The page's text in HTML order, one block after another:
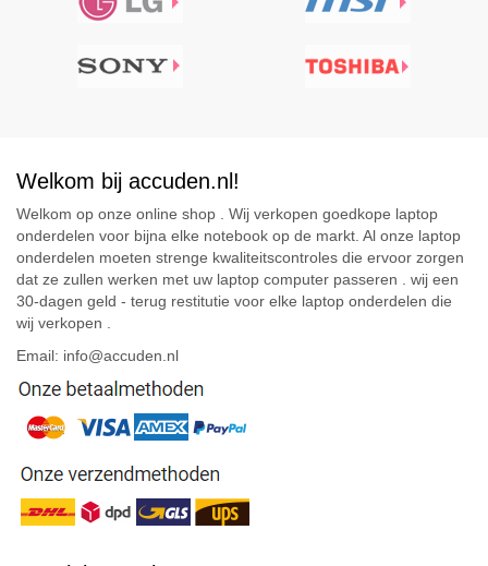
Welkom bij accuden.nl!
Welkom op onze online shop . Wij verkopen goedkope laptop
onderdelen voor bijna elke notebook op de markt. Al onze laptop
onderdelen moeten strenge kwaliteitscontroles die ervoor zorgen
dat ze zullen werken met uw laptop computer passeren . wij een
30-dagen geld - terug restitutie voor elke laptop onderdelen die
wij verkopen .
Email: info@accuden.nl